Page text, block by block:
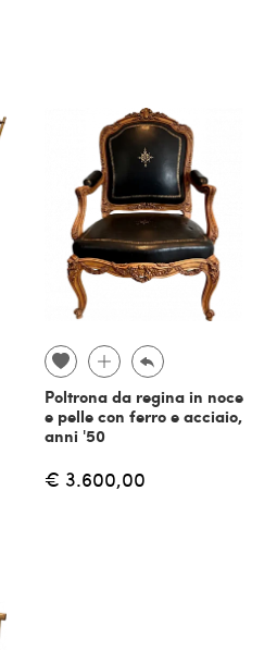
Poltrona da regina in noce
e pelle con ferro e acciaio,
anni '50
€ 3.600,00